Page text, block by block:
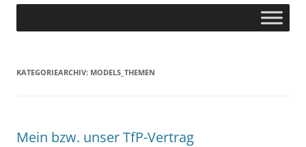
KATEGORIEARCHIV: MODELS_THEMEN
Mein bzw. unser TfP-Vertrag